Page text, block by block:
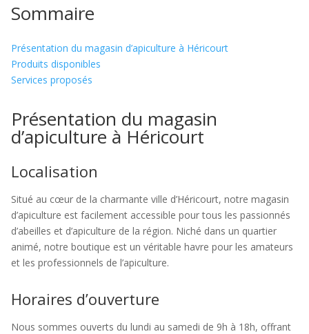
Sommaire
Présentation du magasin d’apiculture à Héricourt
Produits disponibles
Services proposés
Présentation du magasin
d’apiculture à Héricourt
Localisation
Situé au cœur de la charmante ville d’Héricourt, notre magasin
d’apiculture est facilement accessible pour tous les passionnés
d’abeilles et d’apiculture de la région. Niché dans un quartier
animé, notre boutique est un véritable havre pour les amateurs
et les professionnels de l’apiculture.
Horaires d’ouverture
Nous sommes ouverts du lundi au samedi de 9h à 18h, offrant